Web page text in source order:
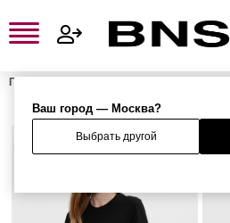
Ваш город — Москва?
Выбрать другой
Главная